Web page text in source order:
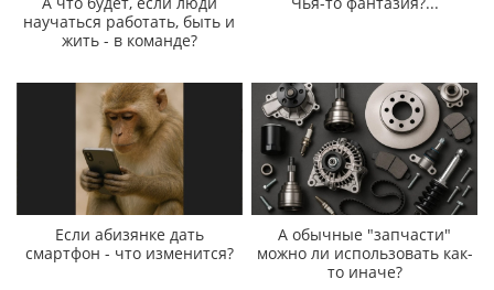
научаться работать, быть и
жить - в команде?
Если абизянке дать
смартфон - что изменится?
А обычные "запчасти"
можно ли использовать как-
то иначе?